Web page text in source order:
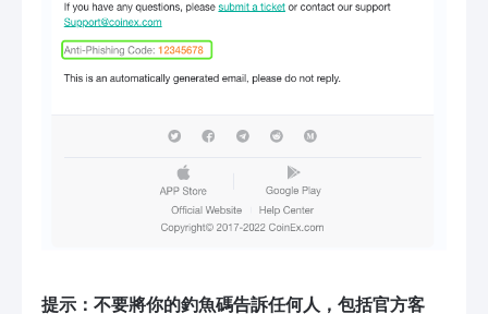
提示：不要將你的釣魚碼告訴任何人，包括官方客